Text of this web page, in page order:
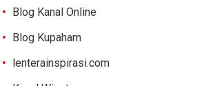
Blog Kanal Online
Blog Kupaham
lenterainspirasi.com